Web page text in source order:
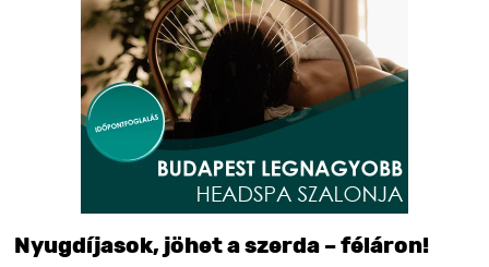
Nyugdíjasok, jöhet a szerda – féláron!